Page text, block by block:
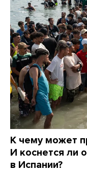
К чему может
И коснется ли
в Испании?